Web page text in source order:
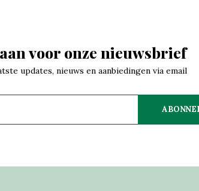
voor onze nieuwsbrief
updates, nieuws en aanbiedingen via email